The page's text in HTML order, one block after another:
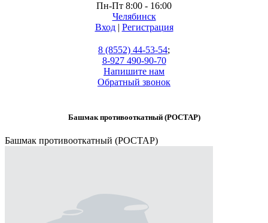
Пн-Пт 8:00 - 16:00
Челябинск
Вход| Регистрация
8 (8552) 44-53-54;
8-927 490-90-70
Напишите нам
Обратный звонок
Башмак противооткатный (РОСТАР)
Башмак противооткатный (РОСТАР)